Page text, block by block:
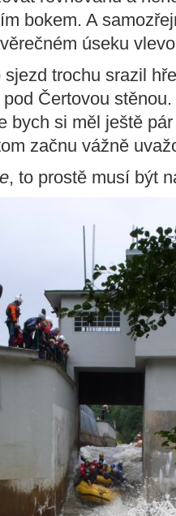
bokem. A
úseku
trochu srazil
Čertovou
bych si měl ještě pár
začnu vážně
, to prostě musí být